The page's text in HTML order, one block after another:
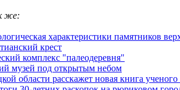
же:
характеристики памятников
крест
комплекс "палеодеревня"
музей под открытым небом
области расскажет новая книга ученого